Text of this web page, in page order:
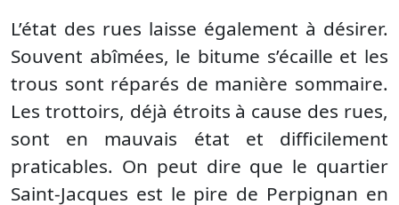
L’état des rues laisse également à désirer.
Souvent abîmées, le bitume s’écaille et les
trous sont réparés de manière sommaire.
Les trottoirs, déjà étroits à cause des rues,
sont en mauvais état et difficilement
praticables. On peut dire que le quartier
Saint-Jacques est le pire de Perpignan en